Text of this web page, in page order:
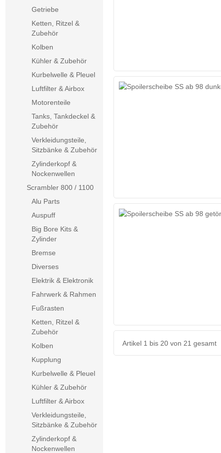
Artikel 1 bis 20 von 21 gesamt
Getriebe
Ketten, Ritzel &
Zubehör
Kolben
Kühler & Zubehör
Kurbelwelle & Pleuel
Luftfilter & Airbox
Motorenteile
Tanks, Tankdeckel &
Zubehör
Verkleidungsteile,
Sitzbänke & Zubehör
Zylinderkopf &
Nockenwellen
Scrambler 800 / 1100
Alu Parts
Auspuff
Big Bore Kits &
Zylinder
Bremse
Diverses
Elektrik & Elektronik
Fahrwerk & Rahmen
Fußrasten
Ketten, Ritzel &
Zubehör
Kolben
Kupplung
Kurbelwelle & Pleuel
Kühler & Zubehör
Luftfilter & Airbox
Verkleidungsteile,
Sitzbänke & Zubehör
Zylinderkopf &
Nockenwellen